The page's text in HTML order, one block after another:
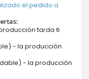
el pedido a
tarda 6
- la producción
- la producción